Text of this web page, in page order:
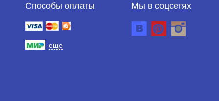
Способы оплаты
еще
Мы в соцсетях